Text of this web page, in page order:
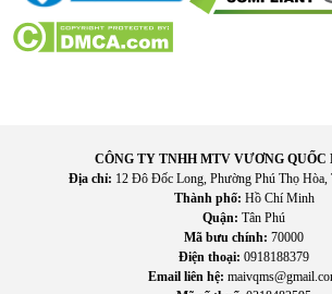
CÔNG TY TNHH MTV VƯƠNG QUỐC
Địa chỉ: 12 Đô Đốc Long, Phường Phú Thọ
Thành phố: Hồ Chí Minh
Quận: Tân Phú
Mã bưu chính: 70000
Điện thoại: 0918188379
Email liên hệ: